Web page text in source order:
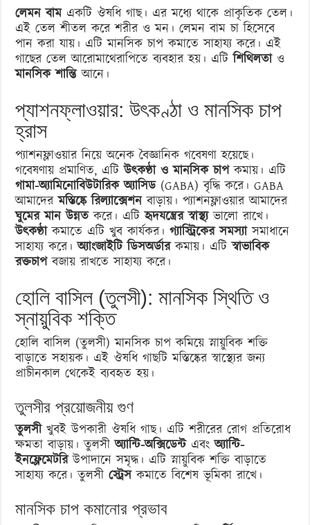
লেমন বামএকটি ঔষধি গাছ। এর মধ্যে থাকে প্রাকৃতিক তেল।
এই তেল শীতল করে শরীর ও মন। লেমন বাম চা হিসেবে
পান করা যায়। এটি মানসিক চাপ কমাতে সাহায্য করে। এই
গাছের তেল আরোমাথেরাপিতে ব্যবহার হয়। এটিশিথিলতাও
মানসিক শান্তিআনে।
প্যাশনফ্লাওয়ার: উৎকণ্ঠা ও মানসিক চাপ
হ্রাস
প্যাশনফ্লাওয়ার নিয়ে অনেক বৈজ্ঞানিক গবেষণা হয়েছে।
গবেষণায় প্রমাণিত, এটিউৎকণ্ঠা ও মানসিক চাপকমায়। এটি
গামা-অ্যামিনোবিউটারিক অ্যাসিড(GABA) বৃদ্ধি করে। GABA
আমাদেরমস্তিষ্কে রিল্যাক্সেশনবাড়ায়। প্যাশনফ্লাওয়ার আমাদের
ঘুমের মান উন্নতকরে। এটিহৃদযন্ত্রের স্বাস্থ্যভালো রাখে।
উৎকণ্ঠাকমাতে এটি খুব কার্যকর।গ্যাস্ট্রিকের সমস্যাসমাধানে
সাহায্য করে।অ্যাংজাইটি ডিসঅর্ডারকমায়। এটিস্বাভাবিক
রক্তচাপবজায় রাখতে সাহায্য করে।
হোলি বাসিল (তুলসী): মানসিক স্থিতি ও
স্নায়ুবিক শক্তি
হোলি বাসিল (তুলসী) মানসিক চাপ কমিয়ে স্নায়ুবিক শক্তি
বাড়াতে সহায়ক। এই ঔষধি গাছটি মস্তিষ্কের স্বাস্থ্যের জন্য
প্রাচীনকাল থেকেই ব্যবহৃত হয়।
তুলসীর প্রয়োজনীয় গুণ
তুলসীখুবই উপকারী ঔষধি গাছ। এটি শরীরের রোগ প্রতিরোধ
ক্ষমতা বাড়ায়। তুলসীঅ্যান্টি-অক্সিডেন্টএবংঅ্যান্টি-
ইনফ্লেমেটরিউপাদানে সমৃদ্ধ। এটি স্নায়ুবিক শক্তি বাড়াতে
সাহায্য করে। তুলসীস্ট্রেসকমাতে বিশেষ ভূমিকা রাখে।
মানসিক চাপ কমানোর প্রভাব